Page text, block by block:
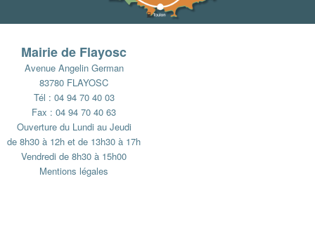
Mairie de Flayosc
Avenue Angelin German
83780 FLAYOSC
Tél : 04 94 70 40 03
Fax : 04 94 70 40 63
Ouverture du Lundi au Jeudi
de 8h30 à 12h et de 13h30 à 17h
Vendredi de 8h30 à 15h00
Mentions légales